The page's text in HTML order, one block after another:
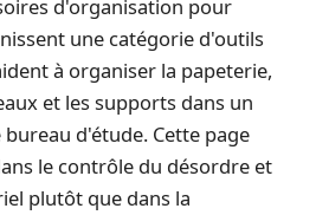
d'organisation pour
une catégorie d'outils
à organiser la papeterie,
et les supports dans un
d'étude. Cette page
le contrôle du désordre et
plutôt que dans la